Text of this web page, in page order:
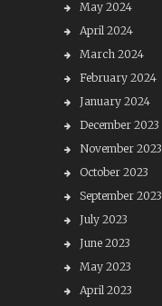
May 2024
April 2024
March 2024
February 2024
January 2024
December 2023
November 2023
October 2023
September 2023
July 2023
June 2023
May 2023
April 2023